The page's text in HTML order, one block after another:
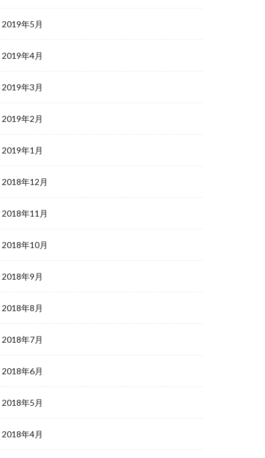
2019年5月
2019年4月
2019年3月
2019年2月
2019年1月
2018年12月
2018年11月
2018年10月
2018年9月
2018年8月
2018年7月
2018年6月
2018年5月
2018年4月